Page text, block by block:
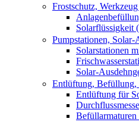
Frostschutz, Werkzeug
Solarflüssigkeit
Pumpstationen, Solar-
Solarstationen
Solar-
Entlüftung, Befüllung,
Entlüftung für
Befüllarmaturen